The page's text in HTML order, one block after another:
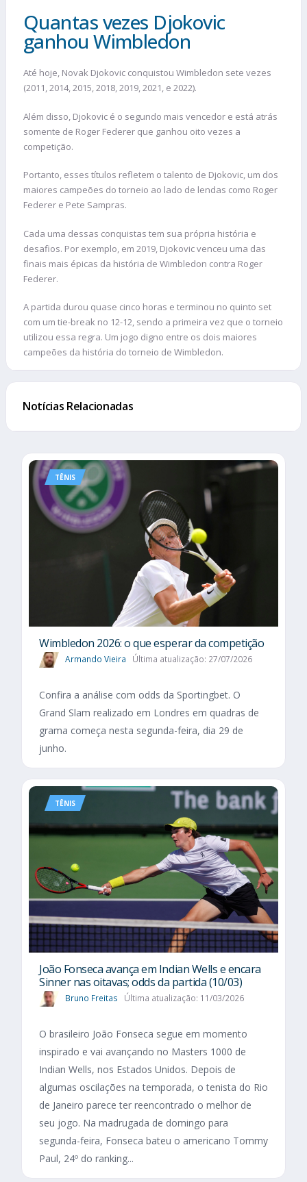
Quantas vezes Djokovic
ganhou Wimbledon
Até hoje, Novak Djokovic conquistou Wimbledon sete vezes
(2011, 2014, 2015, 2018, 2019, 2021, e 2022).
Além disso, Djokovic é o segundo mais vencedor e está atrás
somente de Roger Federer que ganhou oito vezes a
competição.
Portanto, esses títulos refletem o talento de Djokovic, um dos
maiores campeões do torneio ao lado de lendas como Roger
Federer e Pete Sampras.
Cada uma dessas conquistas tem sua própria história e
desafios. Por exemplo, em 2019, Djokovic venceu uma das
finais mais épicas da história de Wimbledon contra Roger
Federer.
A partida durou quase cinco horas e terminou no quinto set
com um tie-break no 12-12, sendo a primeira vez que o torneio
utilizou essa regra. Um jogo digno entre os dois maiores
campeões da história do torneio de Wimbledon.
Notícias Relacionadas
TÊNIS
Wimbledon 2026: o que esperar da competição
Armando Vieira Última atualização: 27/07/2026
Confira a análise com odds da Sportingbet. O
Grand Slam realizado em Londres em quadras de
grama começa nesta segunda-feira, dia 29 de
junho.
TÊNIS
João Fonseca avança em Indian Wells e encara
Sinner nas oitavas; odds da partida (10/03)
Bruno Freitas Última atualização: 11/03/2026
O brasileiro João Fonseca segue em momento
inspirado e vai avançando no Masters 1000 de
Indian Wells, nos Estados Unidos. Depois de
algumas oscilações na temporada, o tenista do Rio
de Janeiro parece ter reencontrado o melhor de
seu jogo. Na madrugada de domingo para
segunda-feira, Fonseca bateu o americano Tommy
Paul, 24º do ranking...